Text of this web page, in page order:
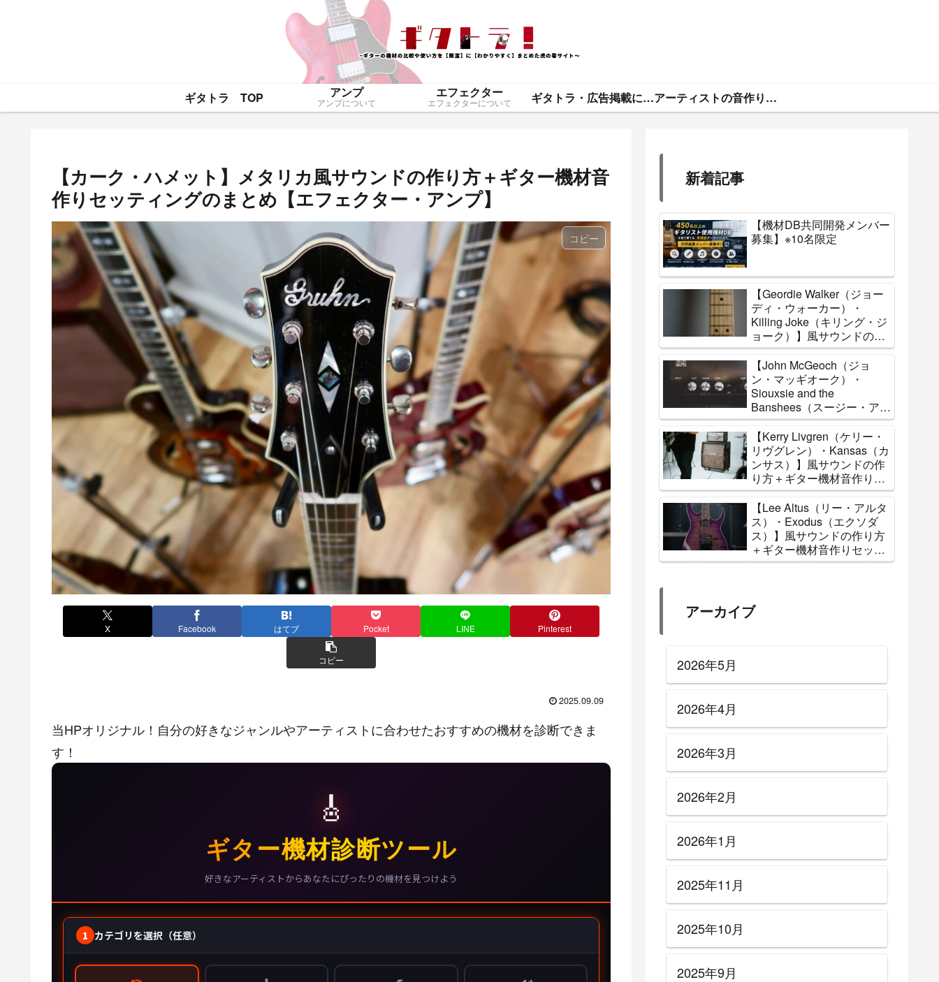
ギタトラ TOP アンプ
アンプについて
エフェクター
エフェクターについて ギタトラ・広告掲載について アーティストの音作りと機材まとめ
【カーク・ハメット】メタリカ風サウンドの作り方＋ギター機材音
作りセッティングのまとめ【エフェクター・アンプ】
コピー
X Facebook はてブ Pocket LINE Pinterest
コピー
2025.09.09
当HPオリジナル！自分の好きなジャンルやアーティストに合わせたおすすめの機材を診断できま
す！
新着記事
【機材DB共同開発メンバー
募集】※10名限定
【Geordie Walker（ジョー
ディ・ウォーカー）・
Killing Joke（キリング・ジ
ョーク）】風サウンドの作
り方＋ギター機材音作りセ
ッティングのまとめ【エフ
ェクター・アンプ】
【John McGeoch（ジョ
ン・マッギオーク）・
Siouxsie and the
Banshees（スージー・アン
ド・ザ・バンシーズ）】風
サウンドの作り方＋ギター
機材音作りセッティングの
まとめ【エフェクター・ア
ンプ】
【Kerry Livgren（ケリー・
リヴグレン）・Kansas（カ
ンサス）】風サウンドの作
り方＋ギター機材音作りセ
ッティングのまとめ【エフ
ェクター・アンプ】
【Lee Altus（リー・アルタ
ス）・Exodus（エクソダ
ス）】風サウンドの作り方
＋ギター機材音作りセッテ
ィングのまとめ【エフェク
アーカイブ
2026年5月
2026年4月
2026年3月
2026年2月
2026年1月
2025年11月
2025年10月
2025年9月